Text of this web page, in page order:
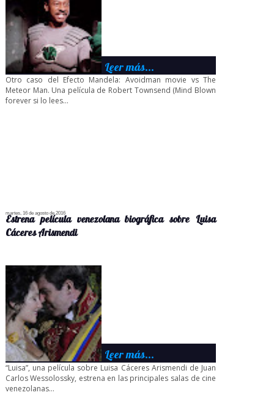
Leer más...
Otro caso del Efecto Mandela: Avoidman movie vs The
Meteor Man. Una película de Robert Townsend (Mind Blown
forever si lo lees...
martes, 16 de agosto de 2016
Estrena película venezolana biográfica sobre Luisa
Cáceres Arismendi
Leer más...
“Luisa”, una película sobre Luisa Cáceres Arismendi de Juan
Carlos Wessolossky, estrena en las principales salas de cine
venezolanas...